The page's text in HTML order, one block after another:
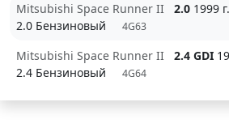
Mitsubishi Space Runner II 2.0 1999
2.0 Бензиновый 4G63
Mitsubishi Space Runner II 2.4 GDI
2.4 Бензиновый 4G64